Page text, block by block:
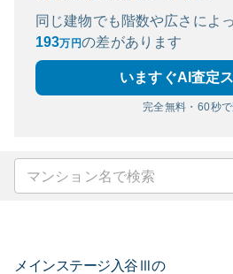
同じ建物でも階数や広さによっ
193万円の差があります
いますぐAI査定
完全無料・60秒
メインステージ入谷Ⅲの